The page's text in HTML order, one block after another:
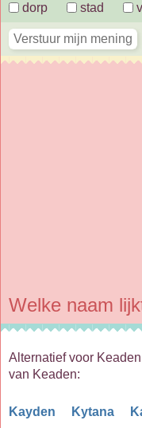
dorp
stad
Welke naam
Alternatief voor
van Keaden:
Kayden Kytana